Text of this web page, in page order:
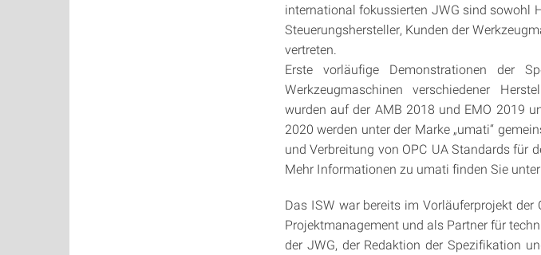
international fokussierten JWG sind sowohl
Steuerungshersteller, Kunden der
vertreten.
Erste vorläufige Demonstrationen der
Werkzeugmaschinen verschiedener
wurden auf der AMB 2018 und EMO 2019
2020 werden unter der Marke „umati“
und Verbreitung von OPC UA Standards für
Mehr Informationen zu umati finden Sie unter
Das ISW war bereits im Vorläuferprojekt
Projektmanagement und als Partner für
der JWG, der Redaktion der Spezifikation